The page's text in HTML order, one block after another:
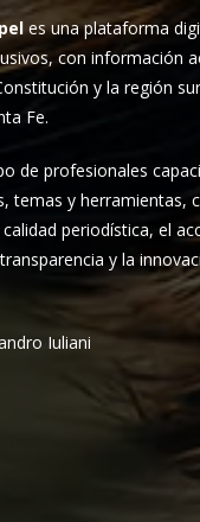
es una plataforma
con información
y la región
Fe.
de profesionales
temas y herramientas,
periodística, el
y la
Iuliani